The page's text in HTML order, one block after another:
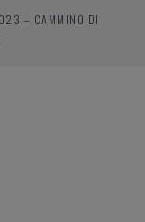
– CAMMINO DI